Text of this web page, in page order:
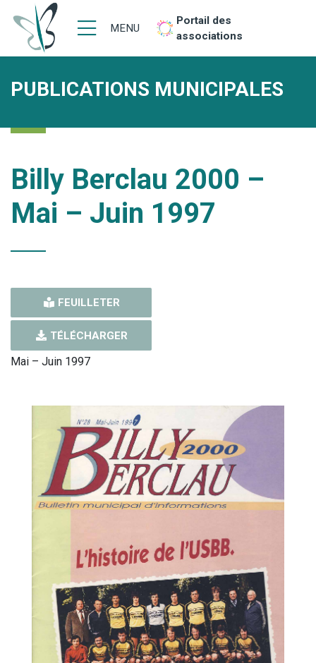
MENU
Portail des
associations
PUBLICATIONS MUNICIPALES
Billy Berclau 2000 –
Mai – Juin 1997
FEUILLETER
TÉLÉCHARGER
Mai – Juin 1997